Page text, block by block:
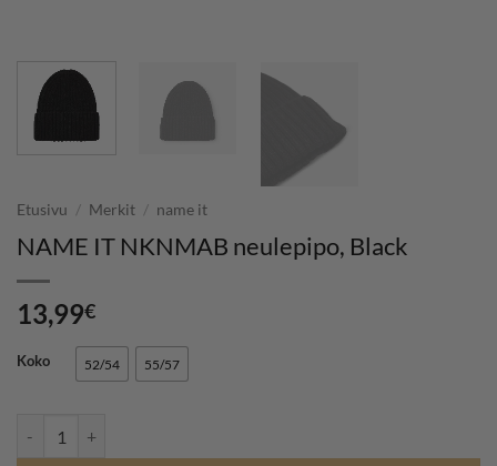
Etusivu / Merkit / name it
NAME IT NKNMAB neulepipo, Black
13,99€
Koko 52/54 55/57